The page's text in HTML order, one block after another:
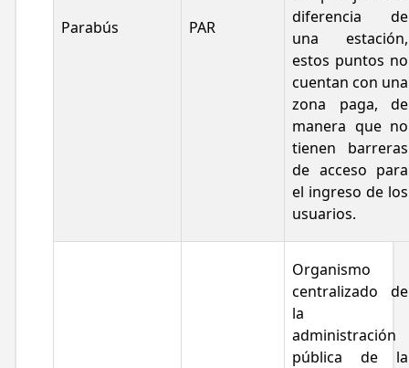
Parabús PAR
diferencia de
una estación,
estos puntos no
cuentan con una
zona paga, de
manera que no
tienen barreras
de acceso para
el ingreso de los
usuarios.
Organismo
centralizado de
la
administración
pública de la